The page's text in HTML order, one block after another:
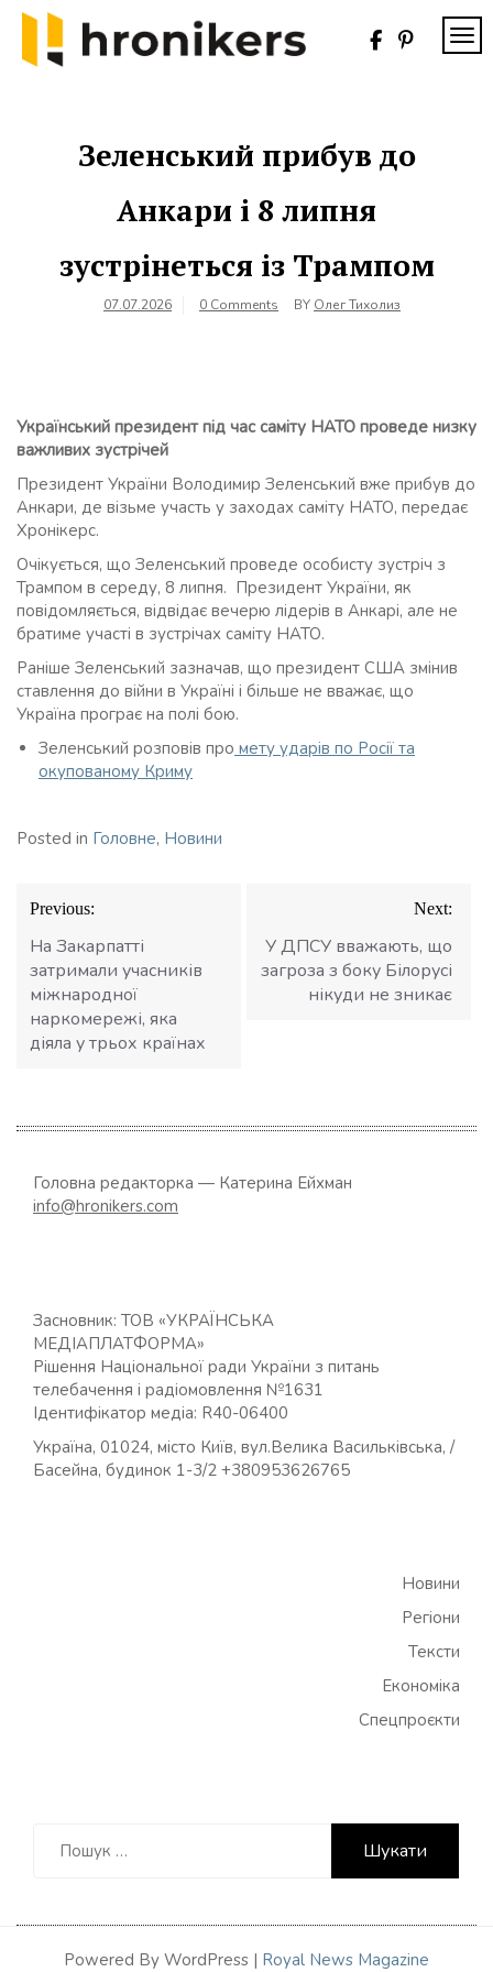
Skip
content
Зеленський прибув до
Анкари і 8 липня
зустрінеться із Трампом
07.07.2026 0 Comments BY Олег Тихолиз
Український президент під час саміту НАТО проведе низку
важливих зустрічей
Президент України Володимир Зеленський вже прибув до
Анкари, де візьме участь у заходах саміту НАТО, передає
Хронікерс.
Очікується, що Зеленський проведе особисту зустріч з
Трампом в середу, 8 липня. Президент України, як
повідомляється, відвідає вечерю лідерів в Анкарі, але не
братиме участі в зустрічах саміту НАТО.
Раніше Зеленський зазначав, що президент США змінив
ставлення до війни в Україні і більше не вважає, що
Україна програє на полі бою.
Зеленський розповів про мету ударів по Росії та
окупованому Криму
Posted in Головне, Новини
Навігація
записів
Previous:
На Закарпатті
затримали учасників
міжнародної
наркомережі, яка
діяла у трьох країнах
Next:
У ДПСУ вважають, що
загроза з боку Білорусі
нікуди не зникає
Головна редакторка — Катерина Ейхман
info@hronikers.com
Засновник: ТОВ «УКРАЇНСЬКА
МЕДІАПЛАТФОРМА»
Рішення Національної ради України з питань
телебачення і радіомовлення №1631
Ідентифікатор медіа: R40-06400
Україна, 01024, місто Київ, вул.Велика Васильківська, /
Басейна, будинок 1-3/2 +380953626765
Новини
Регіони
Тексти
Економіка
Спецпроєкти
Powered By WordPress | Royal News Magazine